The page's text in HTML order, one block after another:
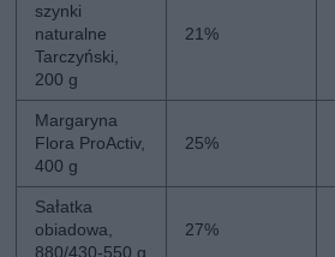
szynki
naturalne
Tarczyński,
200 g
21%
Margaryna
Flora ProActiv,
400 g
25%
Sałatka
obiadowa,
880/430-550 g
27%